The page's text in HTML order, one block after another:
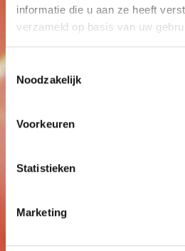
informatie die u aan ze heeft
verzameld op basis van uw
Toestemmingsselectie
Noodzakelijk
Voorkeuren
Statistieken
Marketing
24 STUKS GRONDBLOEMEN